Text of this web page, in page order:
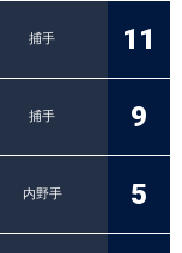
捕手
11
捕手
9
内野手
5